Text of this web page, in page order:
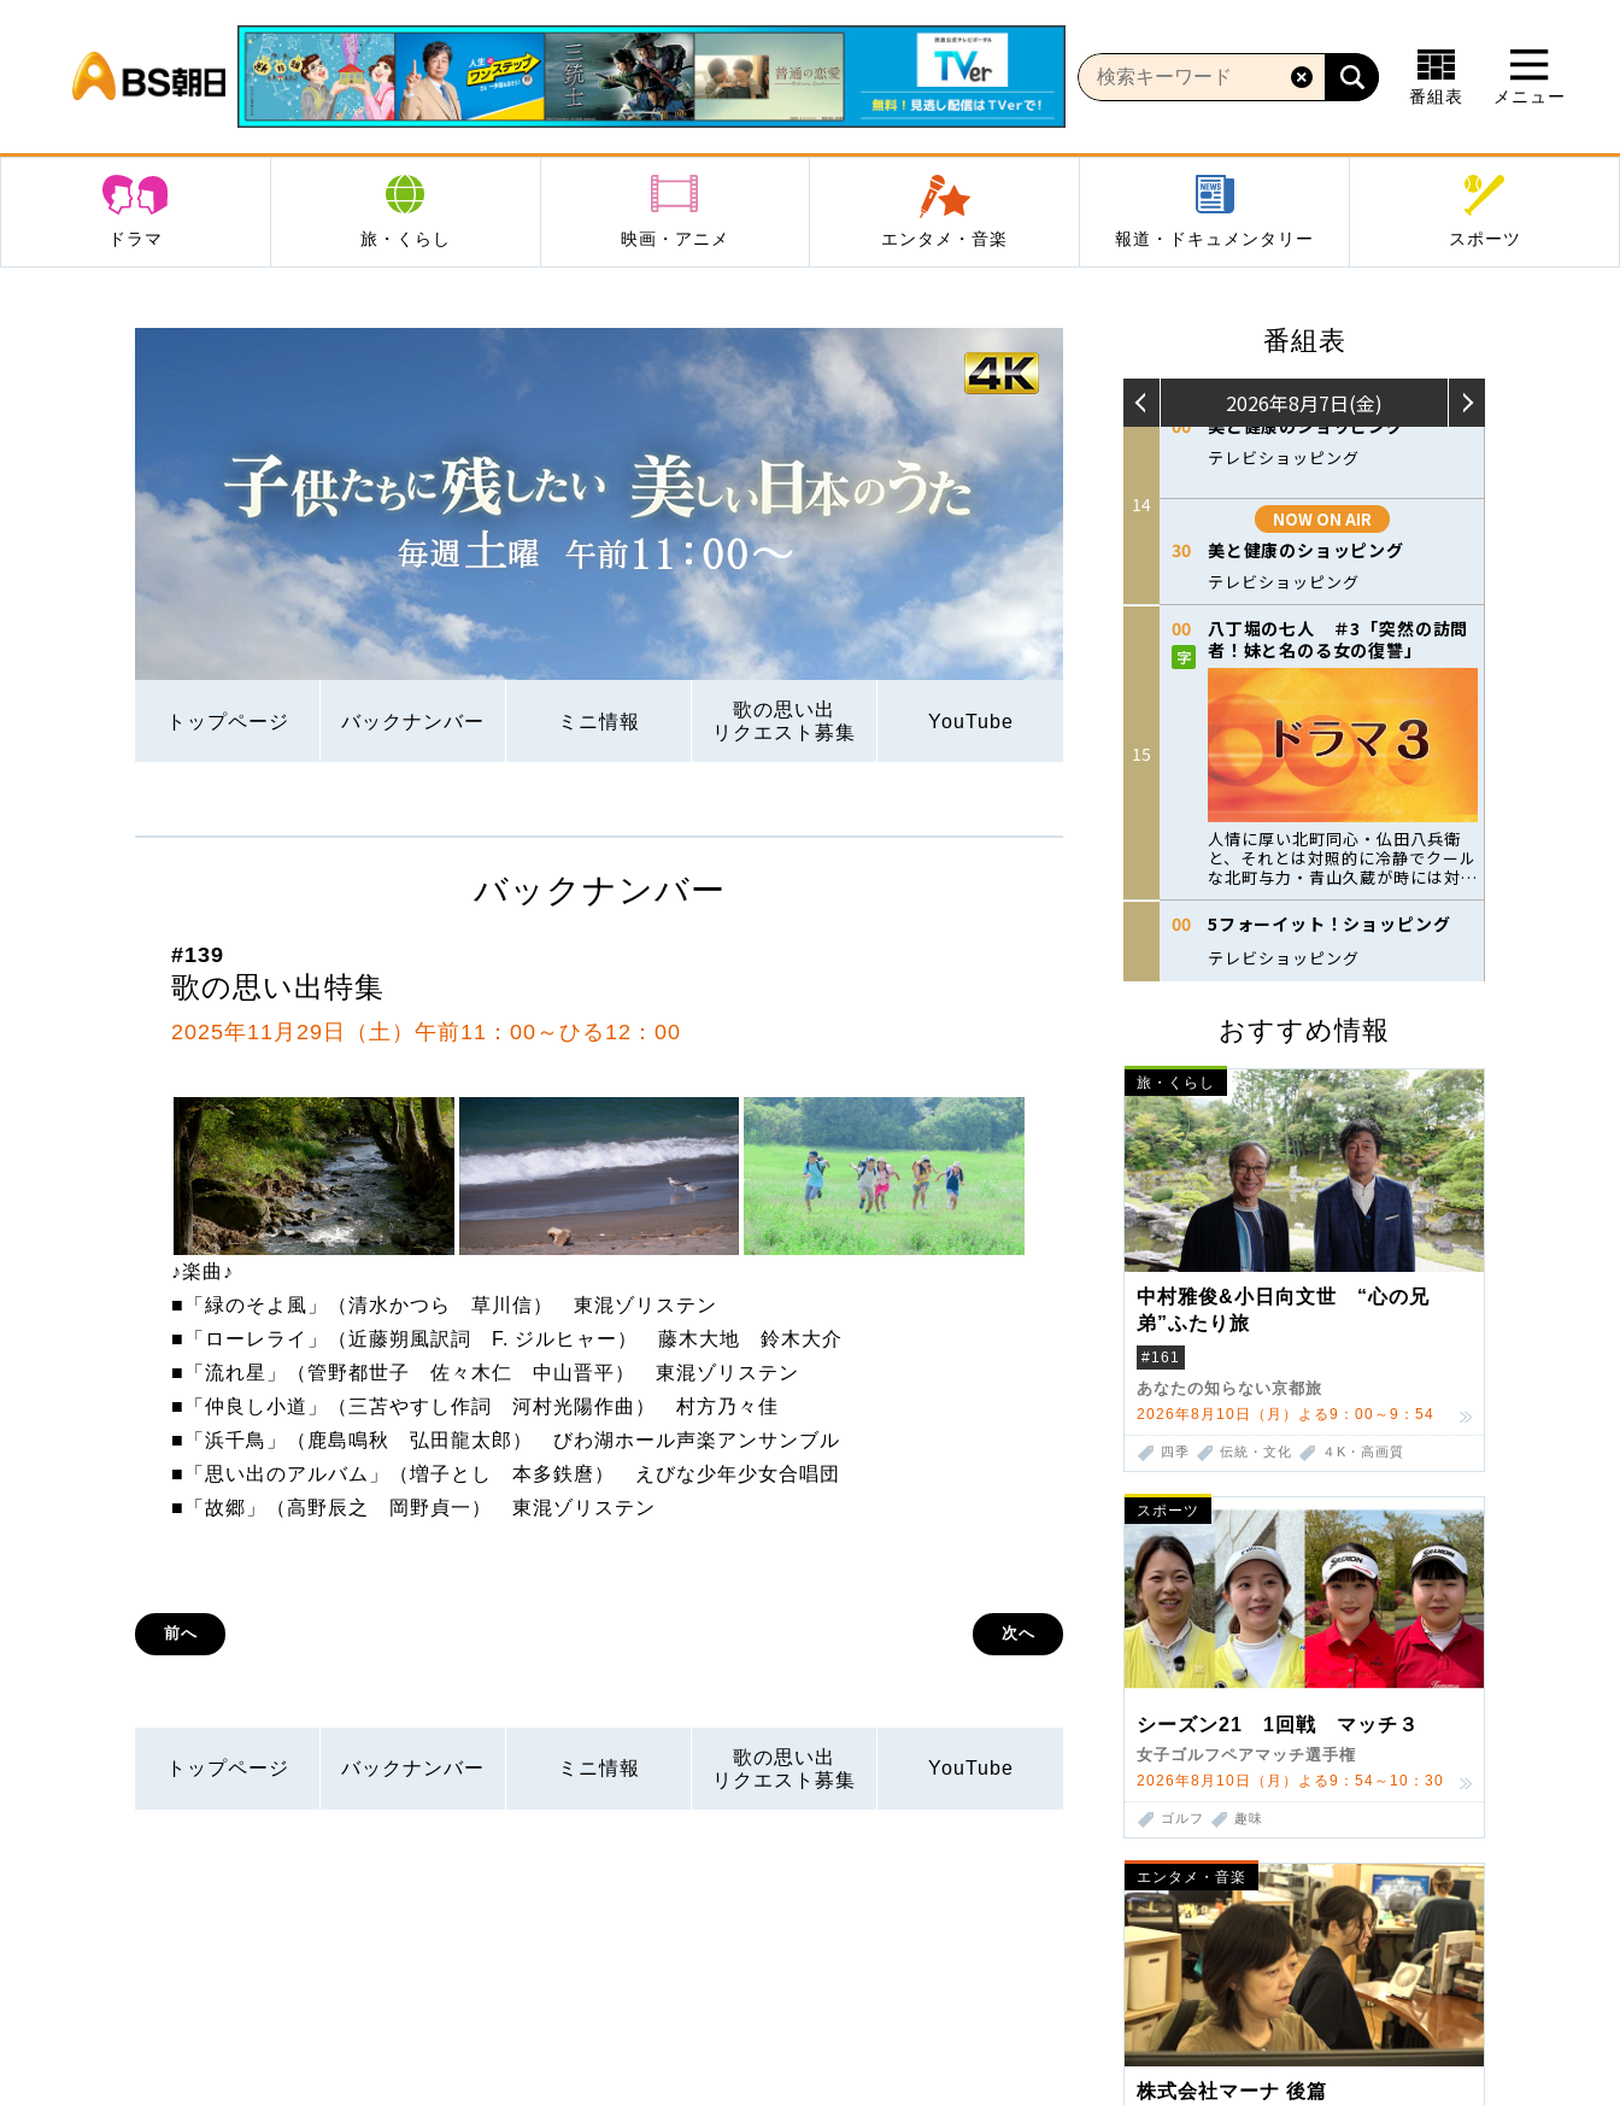
BS朝日
番組表 メニュー
ドラマ 旅・くらし 映画・アニメ エンタメ・音楽 報道・ドキュメンタリー スポーツ
トップページ バックナンバー ミニ情報
歌の思い出
リクエスト募集
YouTube
番組表
おすすめ情報
旅・くらし
中村雅俊&小日向文世 “心の兄
弟”ふたり旅
#161
あなたの知らない京都旅
2026年8月10日（月）よる9：00～9：54
四季 伝統・文化 ４K・高画質
スポーツ
シーズン21 1回戦 マッチ３
女子ゴルフペアマッチ選手権
2026年8月10日（月）よる9：54～10：30
ゴルフ 趣味
エンタメ・音楽
株式会社マーナ 後篇
バックナンバー
#139
歌の思い出特集
2025年11月29日（土）午前11：00～ひる12：00
♪楽曲♪
■「緑のそよ風」（清水かつら 草川信） 東混ゾリステン
■「ローレライ」（近藤朔風訳詞 F. ジルヒャー） 藤木大地 鈴木大介
■「流れ星」（管野都世子 佐々木仁 中山晋平） 東混ゾリステン
■「仲良し小道」（三苫やすし作詞 河村光陽作曲） 村方乃々佳
■「浜千鳥」（鹿島鳴秋 弘田龍太郎） びわ湖ホール声楽アンサンブル
■「思い出のアルバム」（増子とし 本多鉄麿） えびな少年少女合唱団
■「故郷」（高野辰之 岡野貞一） 東混ゾリステン
前へ 次へ
トップページ バックナンバー ミニ情報
歌の思い出
リクエスト募集
YouTube